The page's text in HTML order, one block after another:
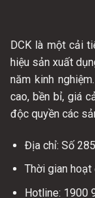
DCK là một cải
hiệu sản xuất
năm kinh
cao, bền bỉ, giá
độc quyền các
Địa chỉ: Số
Thời gian
Hotline: 1900